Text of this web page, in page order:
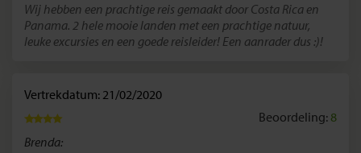
Wij hebben een prachtige reis gemaakt door Costa Rica en
Panama. 2 hele mooie landen met een prachtige natuur,
leuke excursies en een goede reisleider! Een aanrader dus :)!
Vertrekdatum: 21/02/2020
Beoordeling: 8
Brenda: